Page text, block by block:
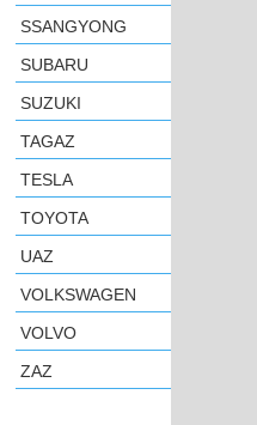
SSANGYONG
SUBARU
SUZUKI
TAGAZ
TESLA
TOYOTA
UAZ
VOLKSWAGEN
VOLVO
ZAZ